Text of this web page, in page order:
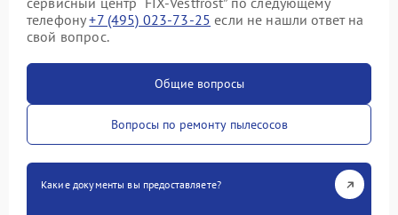
телефону+7 (495) 023-73-25 если не нашли ответ на
свой вопрос.
Общие вопросы
Вопросы по ремонту пылесосов
Какие документы вы предоставляете?